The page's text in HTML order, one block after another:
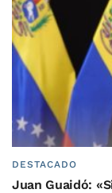
DESTACADO
Juan Guaidó: